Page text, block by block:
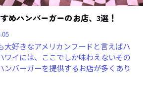
めハンバーガーのお店、3選！
大好きなアメリカンフードと言えばハ
ワイには、ここでしか味わえないその
ンバーガーを提供するお店が多くあり